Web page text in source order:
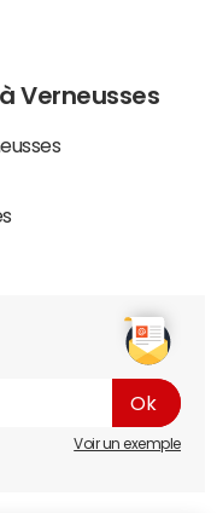
Verneusses
Voir un exemple